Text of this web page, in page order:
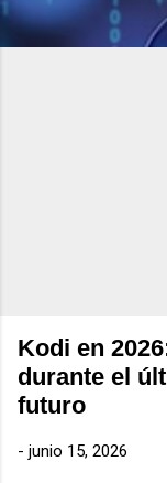
Kodi en
durante el
futuro
- junio 15, 2026